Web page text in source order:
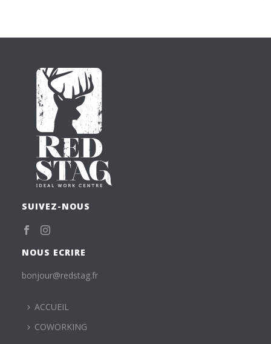
SUIVEZ-NOUS
NOUS ECRIRE
bonjour@redstag.fr
ACCUEIL
COWORKING